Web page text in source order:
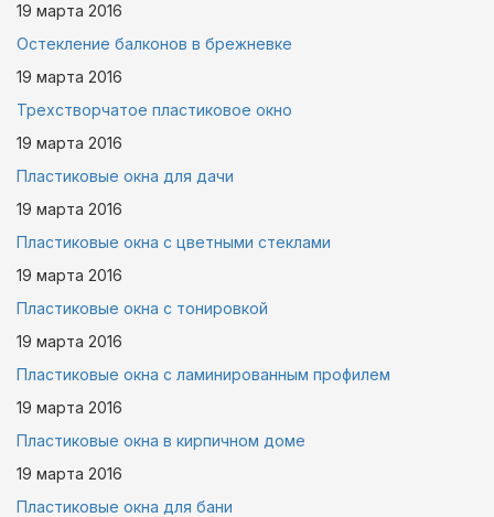
19 марта 2016
Остекление балконов в брежневке
19 марта 2016
Трехстворчатое пластиковое окно
19 марта 2016
Пластиковые окна для дачи
19 марта 2016
Пластиковые окна с цветными стеклами
19 марта 2016
Пластиковые окна с тонировкой
19 марта 2016
Пластиковые окна с ламинированным профилем
19 марта 2016
Пластиковые окна в кирпичном доме
19 марта 2016
Пластиковые окна для бани